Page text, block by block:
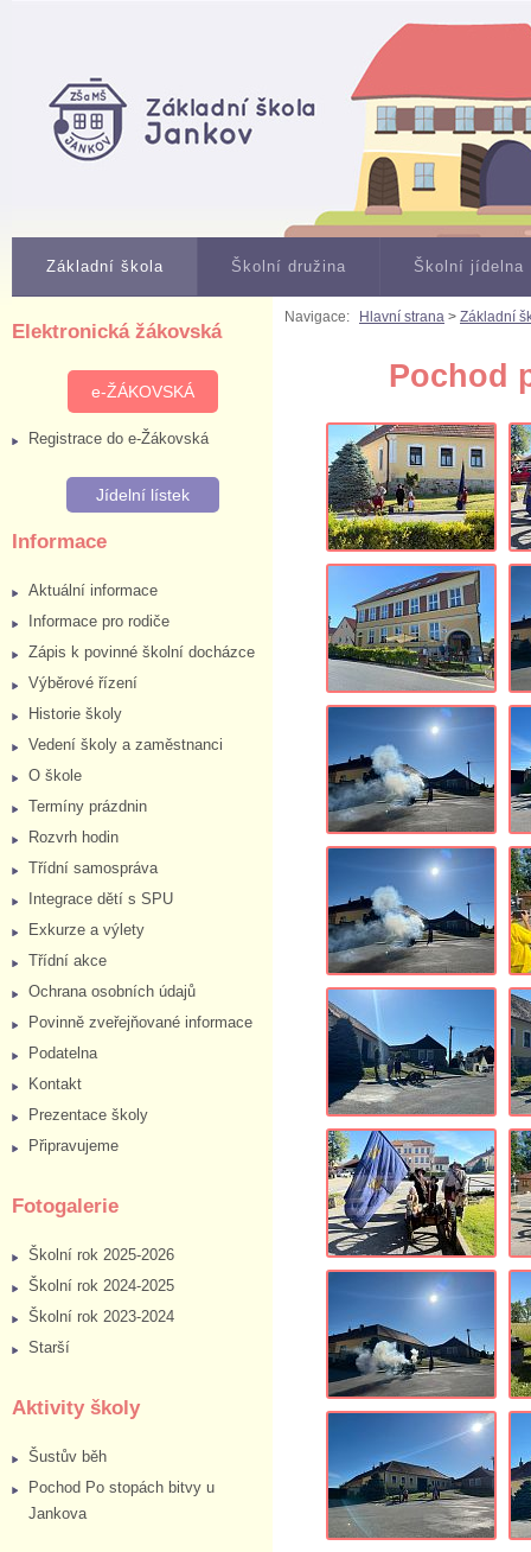
Základní škola Školní družina Školní jídelna
Elektronická žákovská
e-ŽÁKOVSKÁ
Registrace do e-Žákovská
Jídelní lístek
Informace
Aktuální informace
Informace pro rodiče
Zápis k povinné školní docházce
Výběrové řízení
Historie školy
Vedení školy a zaměstnanci
O škole
Termíny prázdnin
Rozvrh hodin
Třídní samospráva
Integrace dětí s SPU
Exkurze a výlety
Třídní akce
Ochrana osobních údajů
Povinně zveřejňované informace
Podatelna
Kontakt
Prezentace školy
Připravujeme
Fotogalerie
Školní rok 2025-2026
Školní rok 2024-2025
Školní rok 2023-2024
Starší
Aktivity školy
Šustův běh
Pochod Po stopách bitvy u
Jankova
Navigace: Hlavní strana > Základní
Pochod